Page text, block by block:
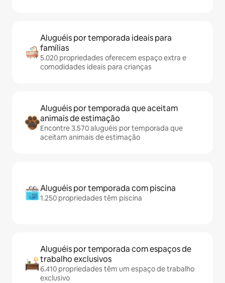
Aluguéis por temporada ideais para
famílias
5.020 propriedades oferecem espaço extra e
comodidades ideais para crianças
Aluguéis por temporada que aceitam
animais de estimação
Encontre 3.570 aluguéis por temporada que
aceitam animais de estimação
Aluguéis por temporada com piscina
1.250 propriedades têm piscina
Aluguéis por temporada com espaços de
trabalho exclusivos
6.410 propriedades têm um espaço de trabalho
exclusivo